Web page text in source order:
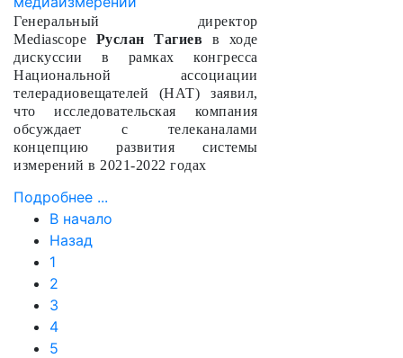
Генеральный директор
Mediascope Руслан Тагиев в ходе
дискуссии в рамках конгресса
Национальной ассоциации
телерадиовещателей (НАТ) заявил,
что исследовательская компания
обсуждает с телеканалами
концепцию развития системы
измерений в 2021-2022 годах
Подробнее ...
В начало
Назад
1
2
3
4
5